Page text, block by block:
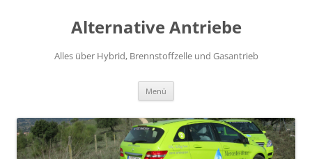
Alternative Antriebe
Alles über Hybrid, Brennstoffzelle und Gasantrieb
Menü